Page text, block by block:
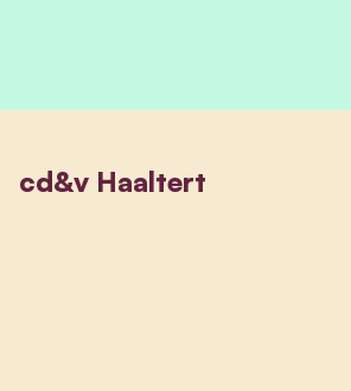
cd&v Haaltert